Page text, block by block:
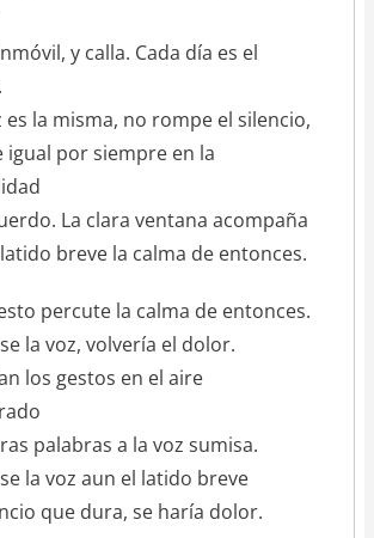
y calla. Cada día es el
es la misma, no rompe el silencio,
igual por siempre en la
La clara ventana acompaña
breve la calma de entonces.
percute la calma de entonces.
la voz, volvería el dolor.
los gestos en el aire
palabras a la voz sumisa.
la voz aun el latido breve
que dura, se haría dolor.